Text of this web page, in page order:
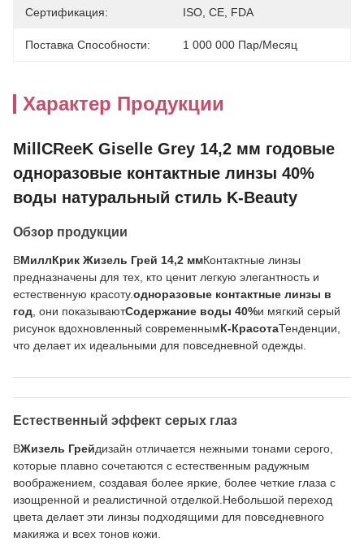
Сертификация: ISO, CE, FDA
Поставка Способности: 1 000 000 Пар/месяц
Характер Продукции
MillCReeK Giselle Grey 14,2 мм годовые
одноразовые контактные линзы 40%
воды натуральный стиль K-Beauty
Обзор продукции
ВМиллКрик Жизель Грей 14,2 ммКонтактные линзы
предназначены для тех, кто ценит легкую элегантность и
естественную красоту.одноразовые контактные линзы в
год , они показываютСодержание воды 40%и мягкий серый
рисунок вдохновленный современнымК-КрасотаТенденции,
что делает их идеальными для повседневной одежды.
Естественный эффект серых глаз
ВЖизель Грейдизайн отличается нежными тонами серого,
которые плавно сочетаются с естественным радужным
воображением, создавая более яркие, более четкие глаза с
изощренной и реалистичной отделкой.Небольшой переход
цвета делает эти линзы подходящими для повседневного
макияжа и всех тонов кожи.